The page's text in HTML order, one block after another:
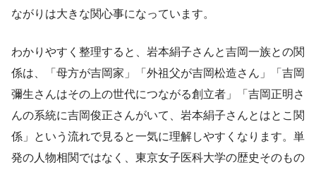
ながりは大きな関心事になっています。
わかりやすく整理すると、岩本絹子さんと吉岡一族との関
係は、「母方が吉岡家」「外祖父が吉岡松造さん」「吉岡
彌生さんはその上の世代につながる創立者」「吉岡正明さ
んの系統に吉岡俊正さんがいて、岩本絹子さんとはとこ関
係」という流れで見ると一気に理解しやすくなります。単
発の人物相関ではなく、東京女子医科大学の歴史そのもの